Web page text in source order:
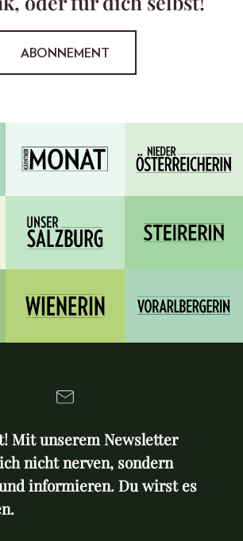
ABONNEMENT
Mit unserem Newsletter
nicht nerven, sondern
informieren. Du wirst es